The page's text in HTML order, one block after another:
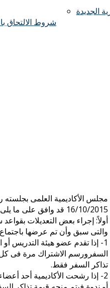
شروط الالتحاق
الجديدة
16/10/2015 قد وافق على ما يلى:
أولاً: إجراء بعض التعديلات
والتى سبق وأن تم عرضها باجتماع مجلس الأكاديمية رقْم
1- إذا تقدم عضو هيئة التدريس
السفرورسم الاشتراك مرة فى كل
تذاكر السفر فقط.
2- إذا رشحت الأكاديمية أحد أعضاء هيئة التدريس أو الهيئة المعاونة لحضور مؤتمر علمى